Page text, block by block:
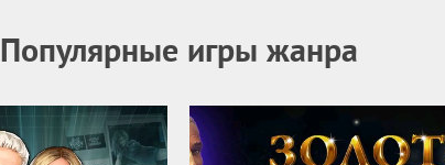
Популярные игры жанра